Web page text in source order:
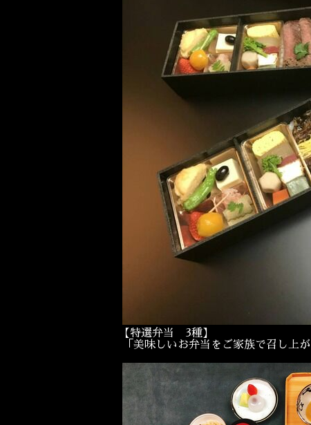
【特選弁当 3種】
「美味しいお弁当をご家族で召し上が